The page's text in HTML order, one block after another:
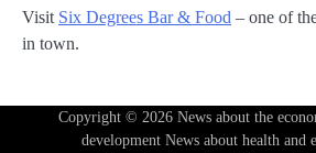
Visit Six Degrees Bar & Food – one of
in town.
Copyright © 2026 News about the
development News about health and